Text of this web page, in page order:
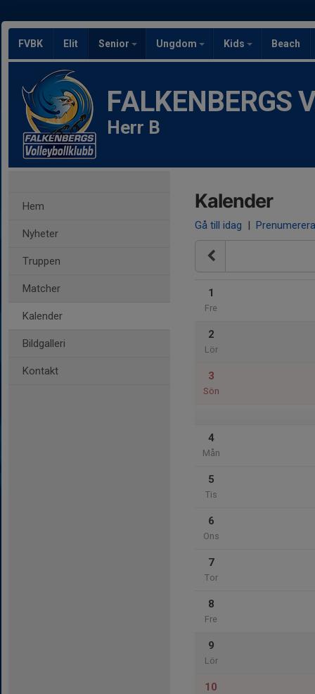
FVBK Elit Senior Ungdom Kids Beach
FALKENBERGS
Herr B
Hem
Nyheter
Truppen
Matcher
Kalender
Bildgalleri
Kontakt
Kalender
Gå till idag | Prenumerera
1
Fre
2
Lör
3
Sön
4
Mån
5
Tis
6
Ons
7
Tor
8
Fre
9
Lör
10